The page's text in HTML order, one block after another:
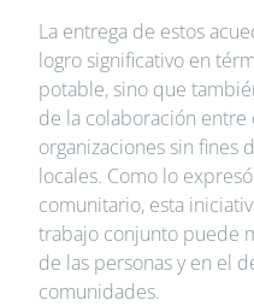
La entrega de estos
logro significativo en
potable, sino que
de la colaboración entre
organizaciones sin fines
locales. Como lo
comunitario, esta
trabajo conjunto puede
de las personas y en el
comunidades.